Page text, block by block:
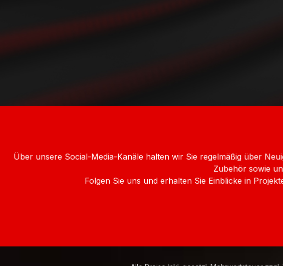
Über unsere Social-Media-Kanäle halten wir Sie regelmäßig über
Zubehör sowie
Folgen Sie uns und erhalten Sie Einblicke in